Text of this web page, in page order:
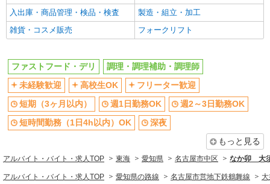
入出庫・商品管理・検品・検査
製造・組立・加工
雑貨・コスメ販売
フォークリフト
ファストフード・デリ
調理・調理補助・調理師
未経験歓迎
高校生OK
フリーター歓迎
短期（3ヶ月以内）
週1日勤務OK
週2～3日勤務OK
短時間勤務（1日4h以内）OK
深夜
もっと見る
アルバイト・バイト・求人TOP 東海 愛知県 名古屋市中区 なか卯 大
アルバイト・バイト・求人TOP 愛知県の路線 名古屋市営地下鉄鶴舞線